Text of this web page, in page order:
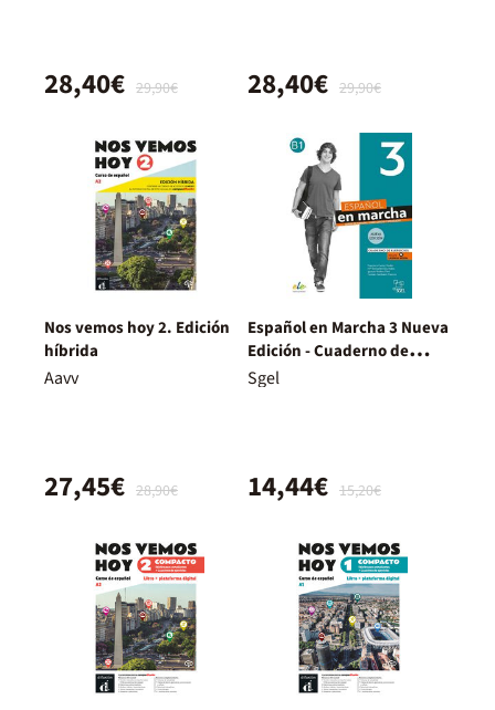
29,90€
28,40€ 29,90€
28,40€
Nos vemos hoy 2. Edición
híbrida
Aavv
28,90€
27,45€
Español en Marcha 3 Nueva
Edición - Cuaderno de
Ejercicios B1
Sgel
15,20€
14,44€